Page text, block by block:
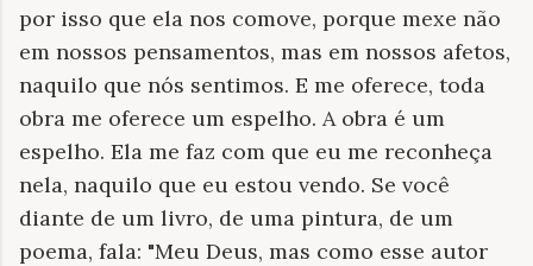
por isso que ela nos comove, porque mexe não
em nossos pensamentos, mas em nossos afetos,
naquilo que nós sentimos. E me oferece, toda
obra me oferece um espelho. A obra é um
espelho. Ela me faz com que eu me reconheça
nela, naquilo que eu estou vendo. Se você
diante de um livro, de uma pintura, de um
poema, fala: "Meu Deus, mas como esse autor